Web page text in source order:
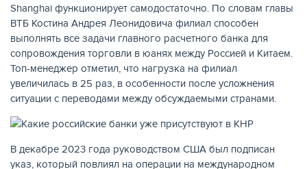
Shanghai функционирует самодостаточно. По словам главы
ВТБ Костина Андрея Леонидовича филиал способен
выполнять все задачи главного расчетного банка для
сопровождения торговли в юанях между Россией и Китаем.
Топ-менеджер отметил, что нагрузка на филиал
увеличилась в 25 раз, в особенности после усложнения
ситуации с переводами между обсуждаемыми странами.
В декабре 2023 года руководством США был подписан
указ, который повлиял на операции на международном